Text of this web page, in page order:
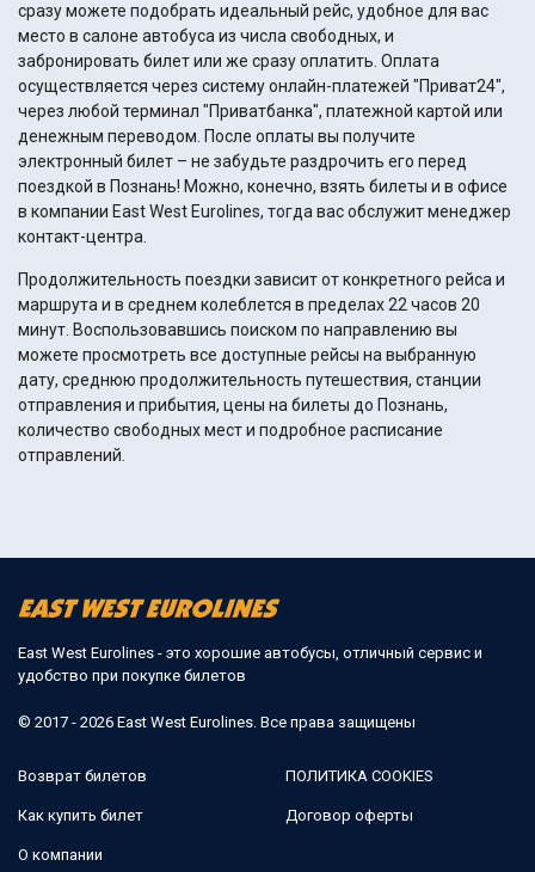
сразу можете подобрать идеальный рейс, удобное для вас
место в салоне автобуса из числа свободных, и
забронировать билет или же сразу оплатить. Оплата
осуществляется через систему онлайн-платежей "Приват24",
через любой терминал "Приватбанка", платежной картой или
денежным переводом. После оплаты вы получите
электронный билет – не забудьте раздрочить его перед
поездкой в Познань! Можно, конечно, взять билеты и в офисе
в компании East West Eurolines, тогда вас обслужит менеджер
контакт-центра.
Продолжительность поездки зависит от конкретного рейса и
маршрута и в среднем колеблется в пределах 22 часов 20
минут. Воспользовавшись поиском по направлению вы
можете просмотреть все доступные рейсы на выбранную
дату, среднюю продолжительность путешествия, станции
отправления и прибытия, цены на билеты до Познань,
количество свободных мест и подробное расписание
отправлений.
East West Eurolines - это хорошие автобусы, отличный сервис и
удобство при покупке билетов
© 2017 - 2026 East West Eurolines. Все права защищены
Возврат билетов
Как купить билет
О компании
ПОЛИТИКА COOKIES
Договор оферты